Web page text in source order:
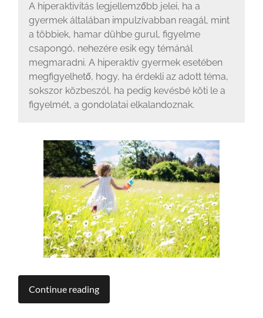
A hiperaktivitás legjellemzőbb jelei, ha a
gyermek általában impulzívabban reagál, mint
a többiek, hamar dühbe gurul, figyelme
csapongó, nehezére esik egy témánál
megmaradni. A hiperaktív gyermek esetében
megfigyelhető, hogy, ha érdekli az adott téma,
sokszor közbeszól, ha pedig kevésbé köti le a
figyelmét, a gondolatai elkalandoznak.
Continue reading